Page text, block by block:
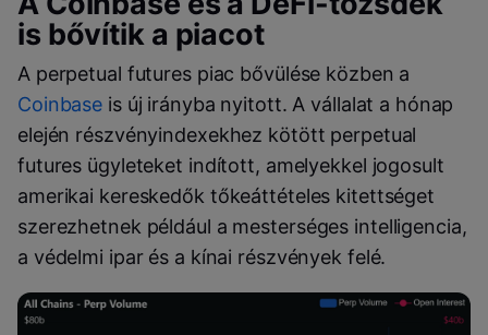
is bővítik a piacot
A perpetual futures piac bővülése közben a
Coinbase is új irányba nyitott. A vállalat a hónap
elején részvényindexekhez kötött perpetual
futures ügyleteket indított, amelyekkel jogosult
amerikai kereskedők tőkeáttételes kitettséget
szerezhetnek például a mesterséges intelligencia,
a védelmi ipar és a kínai részvények felé.